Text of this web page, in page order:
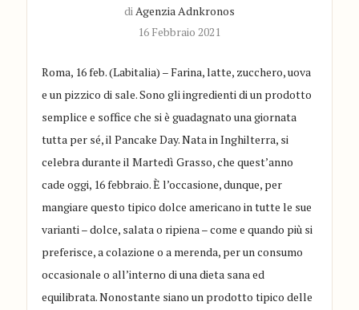
di Agenzia Adnkronos
16 Febbraio 2021
Roma, 16 feb. (Labitalia) – Farina, latte, zucchero, uova
e un pizzico di sale. Sono gli ingredienti di un prodotto
semplice e soffice che si è guadagnato una giornata
tutta per sé, il Pancake Day. Nata in Inghilterra, si
celebra durante il Martedì Grasso, che quest’anno
cade oggi, 16 febbraio. È l’occasione, dunque, per
mangiare questo tipico dolce americano in tutte le sue
varianti – dolce, salata o ripiena – come e quando più si
preferisce, a colazione o a merenda, per un consumo
occasionale o all’interno di una dieta sana ed
equilibrata. Nonostante siano un prodotto tipico delle